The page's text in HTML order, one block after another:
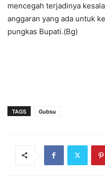
mencegah terjadinya
anggaran yang ada untuk
pungkas Bupati.(Bg)
TAGS Gubsu